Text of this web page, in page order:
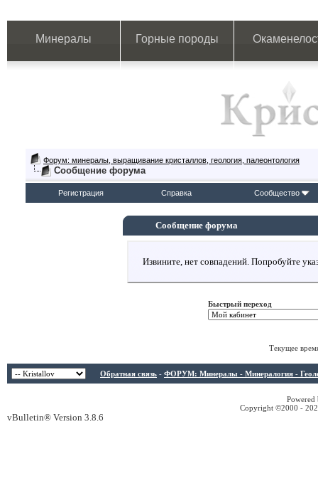
Минералы Горные породы
Форум: минералы, выращивание кристаллов, геология, палеонтология
Сообщение форума
Регистрация Справка Сообщество
Сообщение форума
Извините, нет совпадений. Попробуйте
Быстрый переход
Текущее
Обратная связь - ФОРУМ: Минералы - Минералогия -
Copyright ©2000 -
vBulletin® Version 3.8.6